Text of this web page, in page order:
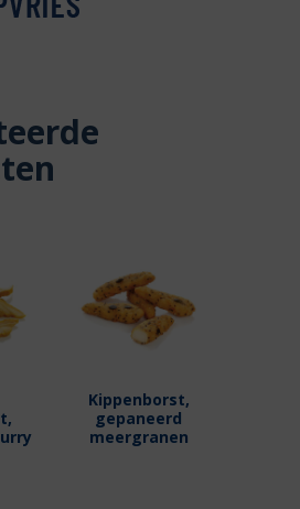
Kippenborst,
gepaneerd
meergranen